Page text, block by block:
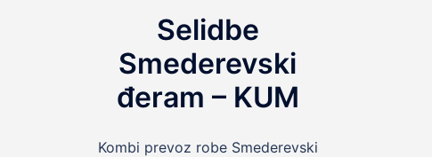
Selidbe
Smederevski
đeram – KUM
Kombi prevoz robe Smederevski